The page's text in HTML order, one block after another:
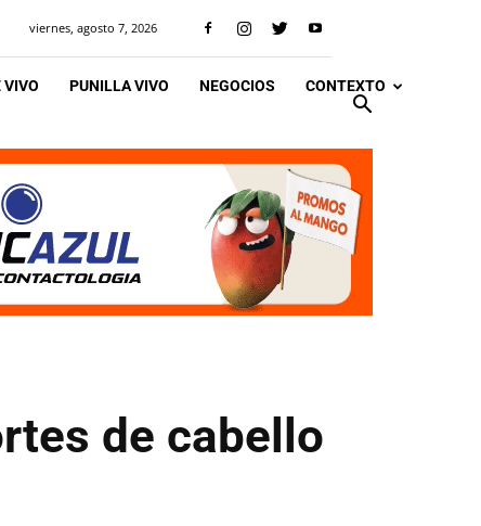
viernes, agosto 7, 2026
VIVO PUNILLA VIVO NEGOCIOS CONTEXTO
de cabello